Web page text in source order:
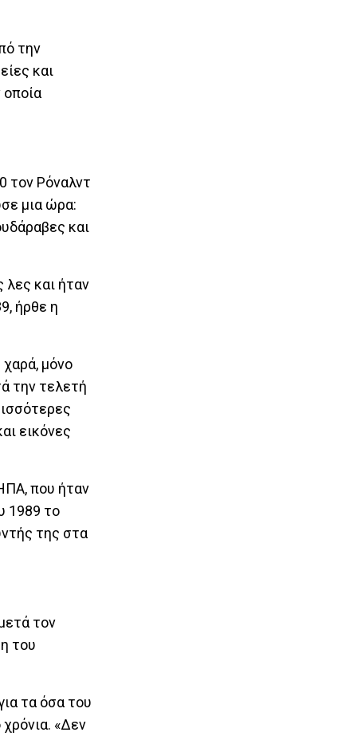
την
και
οποία
τον Ρόναλντ
μια ώρα:
και
και ήταν
ήρθε η
μόνο
την τελετή
εικόνες
που ήταν
1989 το
της στα
τον
του
τα όσα του
«Δεν